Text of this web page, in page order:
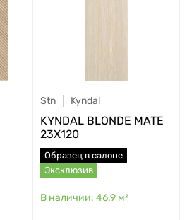
Stn Kyndal
KYNDAL BLONDE MATE
23X120
Образец в салоне
Эксклюзив
46.9 м²